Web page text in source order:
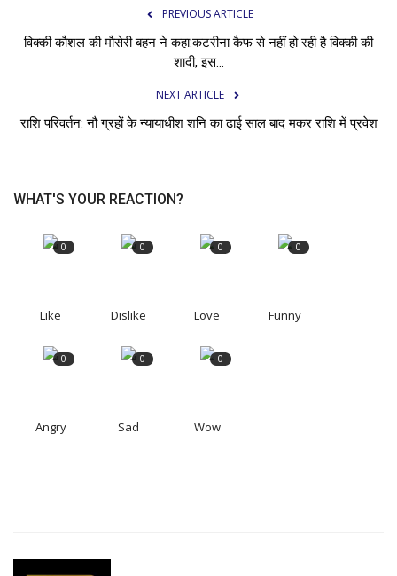
PREVIOUS ARTICLE
विक्की कौशल की मौसेरी बहन ने कहा:कटरीना कैफ से नहीं हो रही है विक्की की
शादी, इस...
NEXT ARTICLE
राशि परिवर्तन: नौ ग्रहों के न्यायाधीश शनि का ढाई साल बाद मकर राशि में प्रवेश
WHAT'S YOUR REACTION?
0
Like
0
Dislike
0
Love
0
Funny
0
Angry
0
Sad
0
Wow